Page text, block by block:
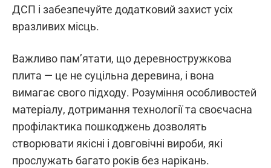
ДСП і забезпечуйте додатковий захист усіх
вразливих місць.
Важливо пам’ятати, що деревностружкова
плита — це не суцільна деревина, і вона
вимагає свого підходу. Розуміння особливостей
матеріалу, дотримання технології та своєчасна
профілактика пошкоджень дозволять
створювати якісні і довговічні вироби, які
прослужать багато років без нарікань.